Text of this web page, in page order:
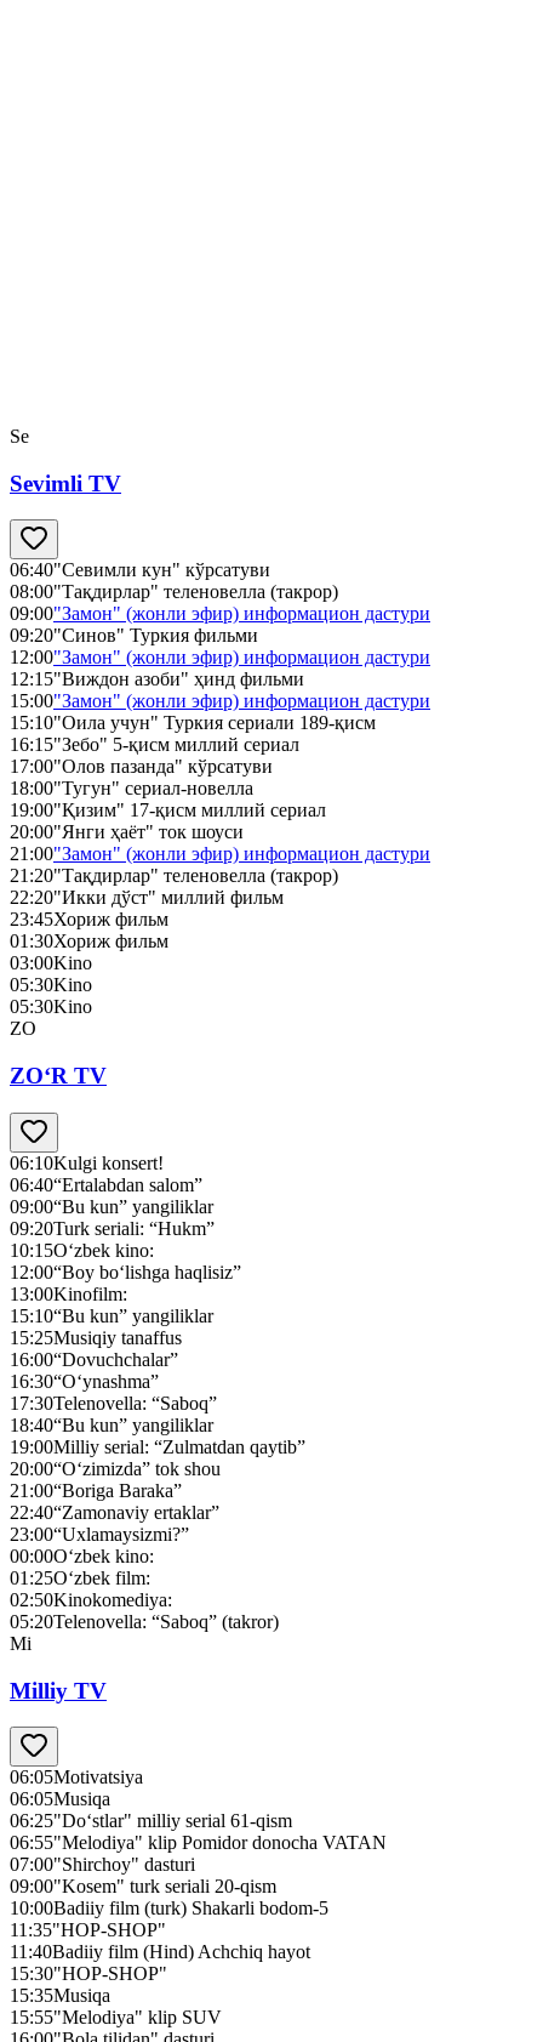
Se
Sevimli TV
06:40"Севимли кун" кўрсатуви
08:00"Тақдирлар" теленовелла (такрор)
09:00"Замон" (жонли эфир) информацион дастури
09:20"Синов" Туркия фильми
12:00"Замон" (жонли эфир) информацион дастури
12:15"Виждон азоби" ҳинд фильми
15:00"Замон" (жонли эфир) информацион дастури
15:10"Оила учун" Туркия сериали 189-қисм
16:15"Зебо" 5-қисм миллий сериал
17:00"Олов пазанда" кўрсатуви
18:00"Тугун" сериал-новелла
19:00"Қизим" 17-қисм миллий сериал
20:00"Янги ҳаёт" ток шоуси
21:00"Замон" (жонли эфир) информацион дастури
21:20"Тақдирлар" теленовелла (такрор)
22:20"Икки дўст" миллий фильм
23:45Хориж фильм
01:30Хориж фильм
03:00Kino
05:30Kino
05:30Kino
ZO
ZO‘R TV
06:10Kulgi konsert!
06:40“Ertalabdan salom”
09:00“Bu kun” yangiliklar
09:20Turk seriali: “Hukm”
10:15O‘zbek kino:
12:00“Boy bo‘lishga haqlisiz”
13:00Kinofilm:
15:10“Bu kun” yangiliklar
15:25Musiqiy tanaffus
16:00“Dovuchchalar”
16:30“O‘ynashma”
17:30Telenovella: “Saboq”
18:40“Bu kun” yangiliklar
19:00Milliy serial: “Zulmatdan qaytib”
20:00“O‘zimizda” tok shou
21:00“Boriga Baraka”
22:40“Zamonaviy ertaklar”
23:00“Uxlamaysizmi?”
00:00O‘zbek kino:
01:25O‘zbek film:
02:50Kinokomediya:
05:20Telenovella: “Saboq” (takror)
Mi
Milliy TV
06:05Motivatsiya
06:05Musiqa
06:25"Do‘stlar" milliy serial 61-qism
06:55"Melodiya" klip Pomidor donocha VATAN
07:00"Shirchoy" dasturi
09:00"Kosem" turk seriali 20-qism
10:00Badiiy film (turk) Shakarli bodom-5
11:35"HOP-SHOP"
11:40Badiiy film (Hind) Achchiq hayot
15:30"HOP-SHOP"
15:35Musiqa
15:55"Melodiya" klip SUV